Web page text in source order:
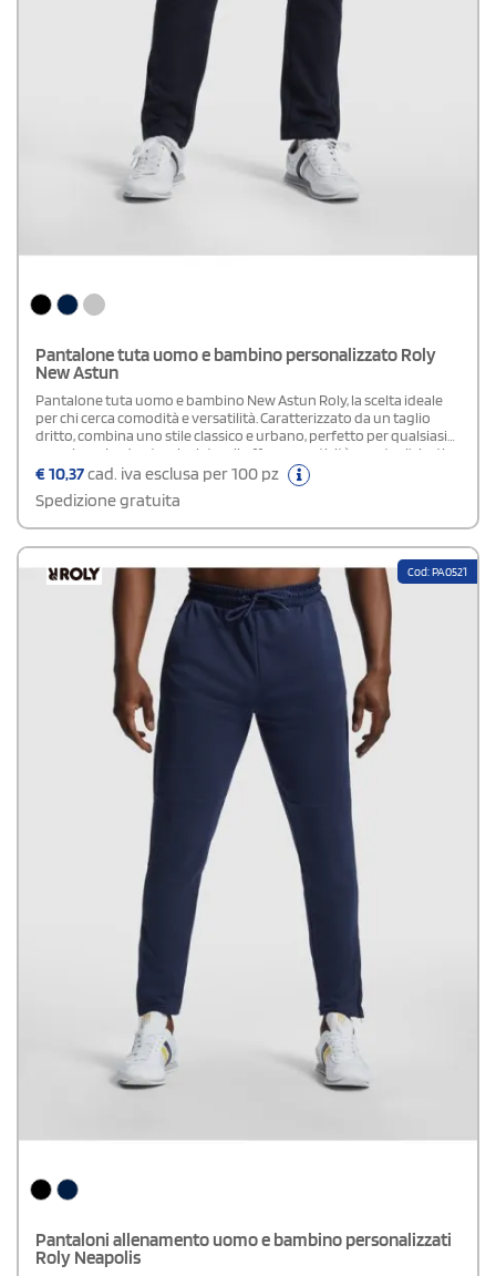
Pantalone tuta uomo e bambino personalizzato Roly
New Astun
Pantalone tuta uomo e bambino New Astun Roly, la scelta ideale
per chi cerca comodità e versatilità. Caratterizzato da un taglio
dritto, combina uno stile classico e urbano, perfetto per qualsiasi
occasione. Le due tasche laterali offrono praticità, mentre l’elastico
in vita con laccio regolabile garantisce una vestibilità perfetta.
Leggero e confortevole, è ideale per l’uso quotidiano, dallo sport al
tempo libero. Etichetta rimovibile.
€10,37cad. iva esclusa per 100 pz
Spedizione gratuita
Cod: PA0521
Pantaloni allenamento uomo e bambino personalizzati
Roly Neapolis